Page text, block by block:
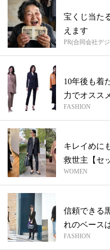
宝くじ当た
えます
PR(合同会社デ
10年後も着
力でオスス
FASHION
キレイめに
救世主【セ
着て...
WOMEN
信頼できる
れのベース
根本...
FASHION